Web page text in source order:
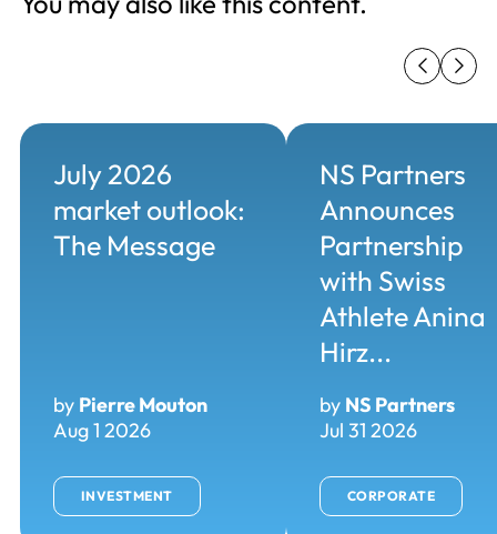
July 2026
market outlook:
The Message
by Pierre Mouton
Aug 1 2026
INVESTMENT
NS Partners
Announces
Partnership
with Swiss
Athlete Anina
Hirz...
by NS Partners
Jul 31 2026
CORPORATE